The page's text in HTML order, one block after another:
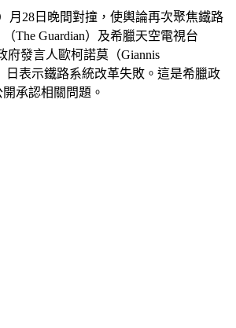
月28日晚間對撞，使輿論再次聚焦鐵路
The Guardian）及希臘天空電視台
府發言人歐柯諾莫（Giannis
日表示鐵路系統改革失敗。這是希臘政
承認相關問題。